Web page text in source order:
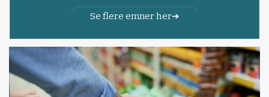
Se flere emner her